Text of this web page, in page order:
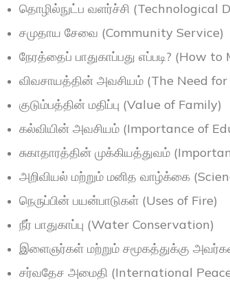
தொழில்நுட்ப வளர்ச்சி (Technological
சமுதாய சேவை (Community Service)
நேரத்தைப் பாதுகாப்பது எப்படி? (How
விவசாயத்தின் அவசியம் (The Need
குடும்பத்தின் மதிப்பு (Value of Family)
கல்வியின் அவசியம் (Importance of
சுகாதாரத்தின் முக்கியத்துவம்
அறிவியல் மற்றும் மனித வாழ்க்கை
நெருப்பின் பயன்பாடுகள் (Uses of Fire)
நீர் பாதுகாப்பு (Water Conservation)
இளைஞர்கள் மற்றும் சமூகத்துக்கு
சர்வதேச அமைதி (International